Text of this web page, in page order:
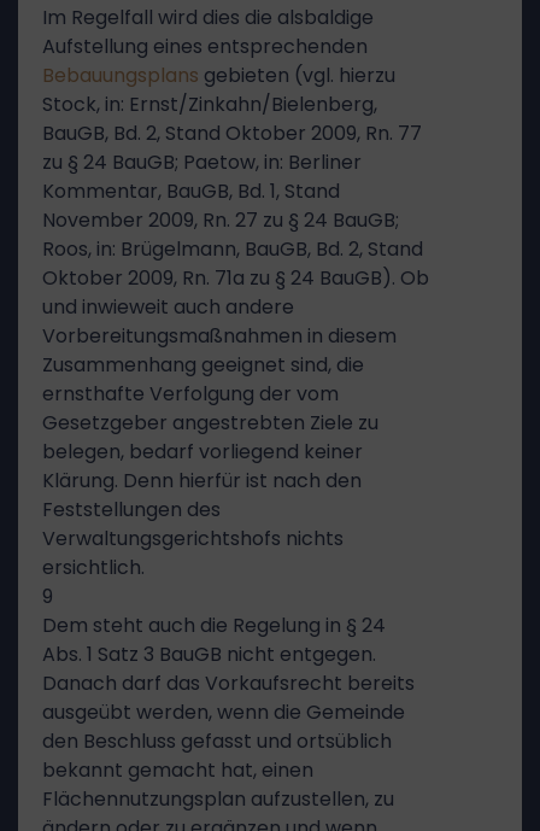
Im Regelfall wird dies die alsbaldige
Aufstellung eines entsprechenden
Bebauungsplans gebieten (vgl. hierzu
Stock, in: Ernst/Zinkahn/Bielenberg,
BauGB, Bd. 2, Stand Oktober 2009, Rn. 77
zu § 24 BauGB; Paetow, in: Berliner
Kommentar, BauGB, Bd. 1, Stand
November 2009, Rn. 27 zu § 24 BauGB;
Roos, in: Brügelmann, BauGB, Bd. 2, Stand
Oktober 2009, Rn. 71a zu § 24 BauGB). Ob
und inwieweit auch andere
Vorbereitungsmaßnahmen in diesem
Zusammenhang geeignet sind, die
ernsthafte Verfolgung der vom
Gesetzgeber angestrebten Ziele zu
belegen, bedarf vorliegend keiner
Klärung. Denn hierfür ist nach den
Feststellungen des
Verwaltungsgerichtshofs nichts
ersichtlich.
9
Dem steht auch die Regelung in § 24
Abs. 1 Satz 3 BauGB nicht entgegen.
Danach darf das Vorkaufsrecht bereits
ausgeübt werden, wenn die Gemeinde
den Beschluss gefasst und ortsüblich
bekannt gemacht hat, einen
Flächennutzungsplan aufzustellen, zu